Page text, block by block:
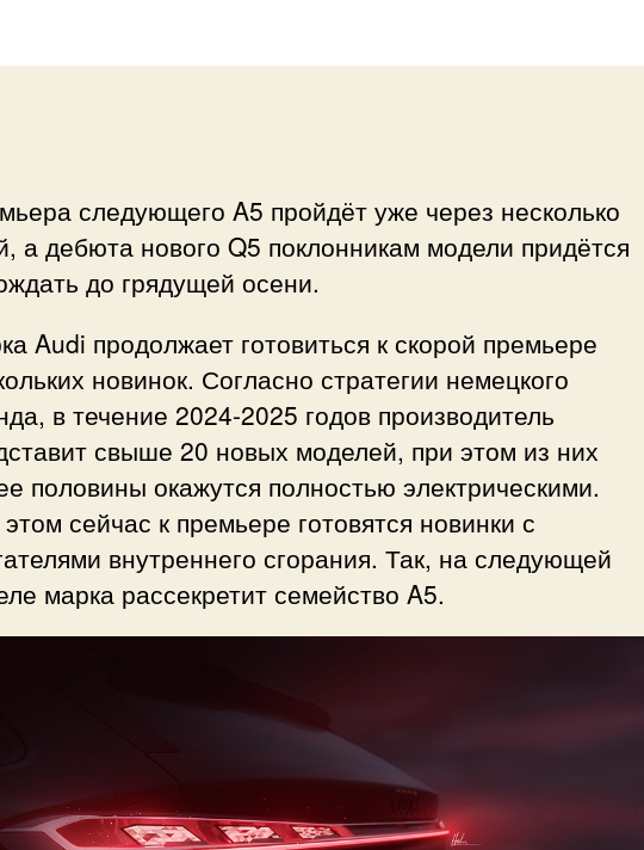
следующего A5 пройдёт уже через несколько
а дебюта нового Q5 поклонникам модели придётся
до грядущей осени.
Audi продолжает готовиться к скорой премьере
новинок. Согласно стратегии немецкого
в течение 2024-2025 годов производитель
свыше 20 новых моделей, при этом из них
половины окажутся полностью электрическими.
сейчас к премьере готовятся новинки с
внутреннего сгорания. Так, на следующей
марка рассекретит семейство A5.